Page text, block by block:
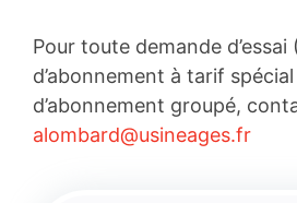
Pour toute demande d’essai
d’abonnement à tarif
d’abonnement groupé,
alombard@usineages.fr